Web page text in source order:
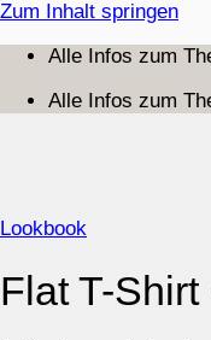
Zum Inhalt springen
Alle Infos zum
Alle Infos zum
Lookbook
Flat T-